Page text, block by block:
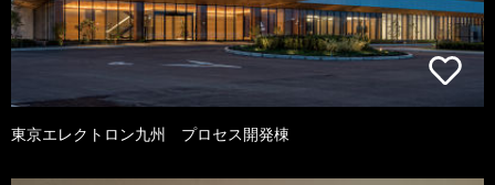
東京エレクトロン九州 プロセス開発棟